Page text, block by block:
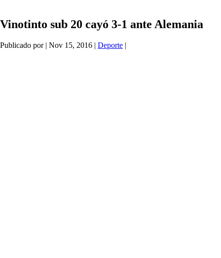
Vinotinto sub 20 cayó 3-1 ante Alemania
Publicado por | Nov 15, 2016 | Deporte |